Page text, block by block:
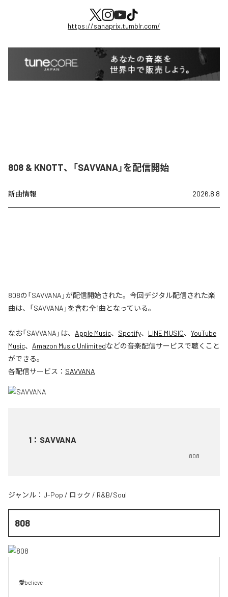
https://sanaprix.tumblr.com/
808 & KNOTT、「SAVVANA」を配信開始
新曲情報 2026.8.8
808の「SAVVANA」が配信開始された。今回デジタル配信された楽
曲は、「SAVVANA」を含む全1曲となっている。
なお「SAVVANA 」は、 Apple Music、 Spotify、 LINE MUSIC、 YouTube
Music、 Amazon Music Unlimitedなどの音楽配信サービスで聴くこと
ができる。
各配信サービス： SAVVANA
1 ： SAVVANA
808
ジャンル： J-Pop / ロック / R&B/Soul
808
愛believe